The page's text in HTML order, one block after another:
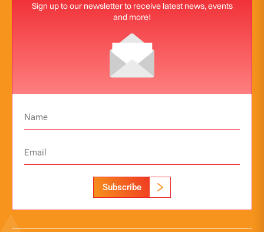
Sign up to our newsletter to receive latest news, events
and more!
Subscribe